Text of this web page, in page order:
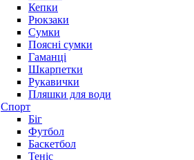
Кепки
Рюкзаки
Сумки
Поясні сумки
Гаманці
Шкарпетки
Рукавички
Пляшки для води
Спорт
Біг
Футбол
Баскетбол
Теніс